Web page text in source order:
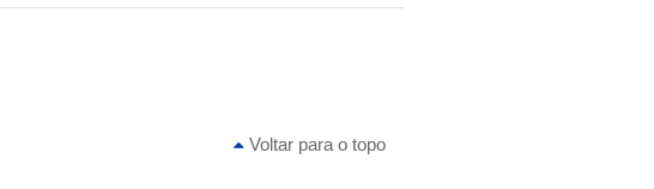
Voltar para o topo